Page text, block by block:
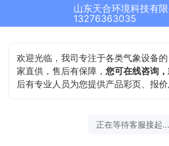
13276363035
欢迎光临，我司专注于各类气象设备
家直供，售后有保障，您可在线咨询
后有专业人员为您提供产品彩页、报价
正在等待客服接起...